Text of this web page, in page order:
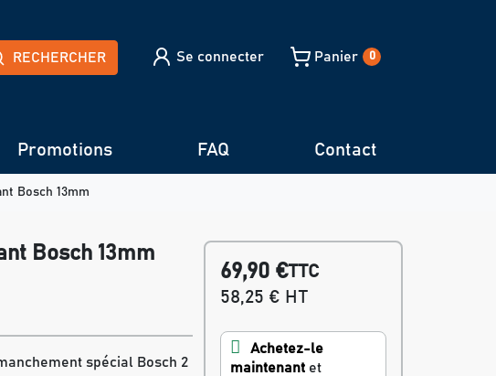
RECHERCHER Se connecter Panier 0
Promotions FAQ Contact
Bosch 13mm
Bosch 13mm
spécial Bosch 2
69,90 €TTC
58,25 € HT
Achetez-le
maintenantet